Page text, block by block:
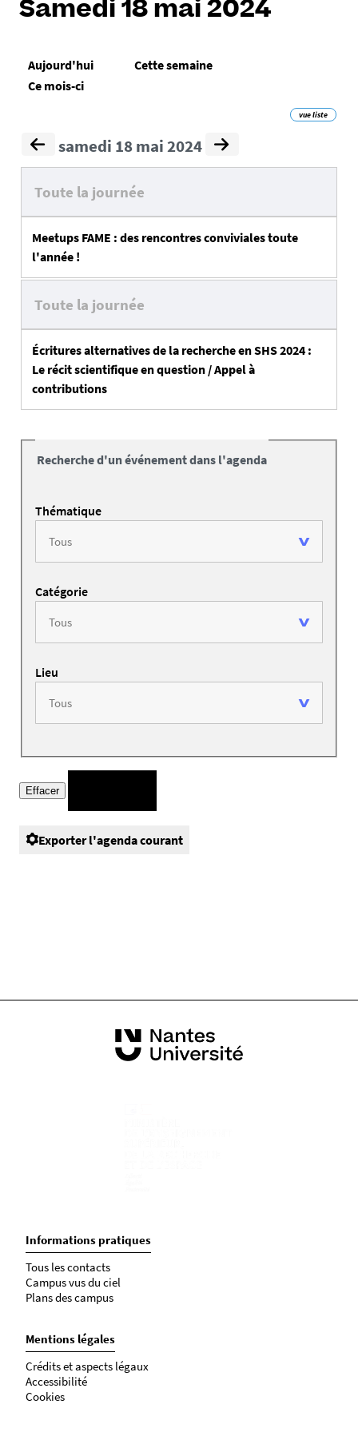
Samedi 18 mai 2024
Aujourd'hui
Cette semaine
Ce mois-ci
vue liste
samedi 18 mai 2024
Toute la journée
Meetups FAME : des rencontres conviviales toute
l'année !
Toute la journée
Écritures alternatives de la recherche en SHS 2024 :
Le récit scientifique en question / Appel à
contributions
Recherche d'un événement dans l'agenda
Thématique
Catégorie
Lieu
Exporter l'agenda courant
Informations pratiques
Tous les contacts
Campus vus du ciel
Plans des campus
Mentions légales
Crédits et aspects légaux
Accessibilité
Cookies